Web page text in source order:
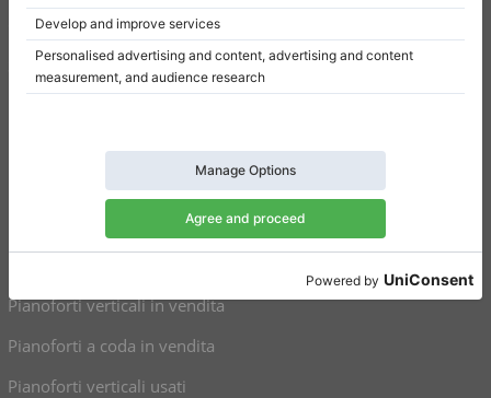
Chi siamo
Scrivi una recensione
Politica della privacy
Impostazioni per il consenso
Collegamenti
Pianoforti verticali in vendita
Pianoforti a coda in vendita
Pianoforti verticali usati